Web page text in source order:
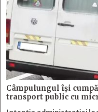
Câmpulungul îşi
transport public cu